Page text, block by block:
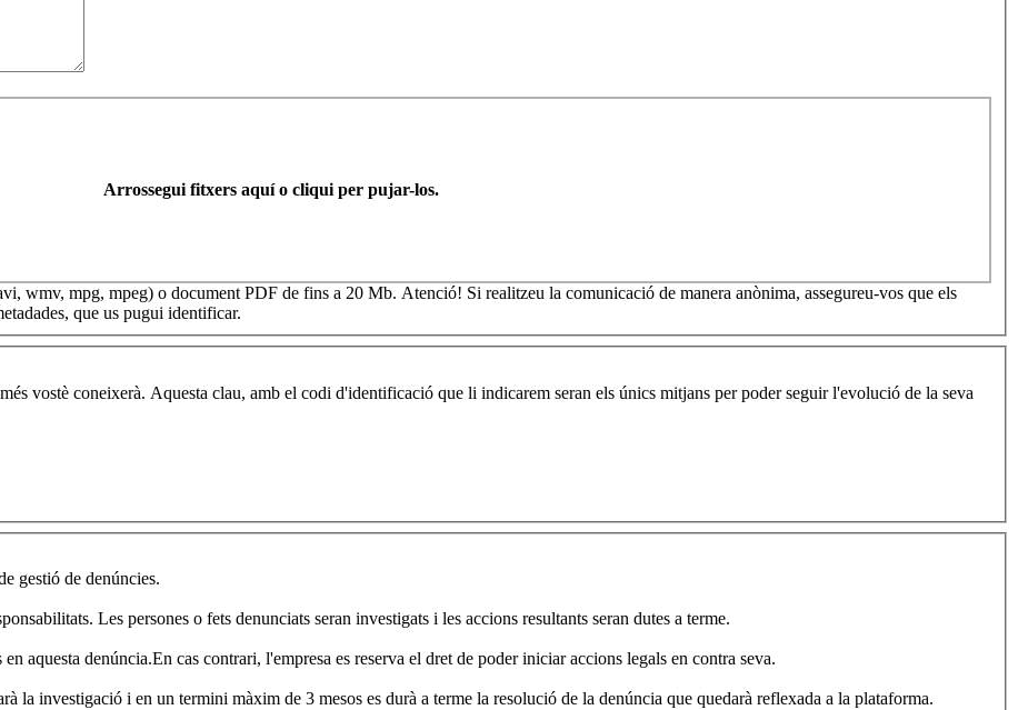
Arrossegui fitxers aquí o cliqui per pujar-los.
wmv, mpg, mpeg) o document PDF de fins a 20 Mb. Atenció! Si realitzeu la comunicació de manera anònima, assegureu-vos que els
que us pugui identificar.
vostè coneixerà. Aquesta clau, amb el codi d'identificació que li indicarem seran els únics mitjans per poder seguir l'evolució de la seva
gestió de denúncies.
Les persones o fets denunciats seran investigats i les accions resultants seran dutes a terme.
aquesta denúncia.En cas contrari, l'empresa es reserva el dret de poder iniciar accions legals en contra seva.
la investigació i en un termini màxim de 3 mesos es durà a terme la resolució de la denúncia que quedarà reflexada a la plataforma.